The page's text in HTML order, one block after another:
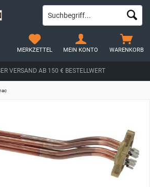
VERSAND AB 150 € BESTELLWERT
WARENKORB
MERKZETTEL MEIN KONTO